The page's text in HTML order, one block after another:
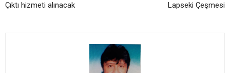
Çıktı hizmeti alınacak Lapseki Çeşmesi